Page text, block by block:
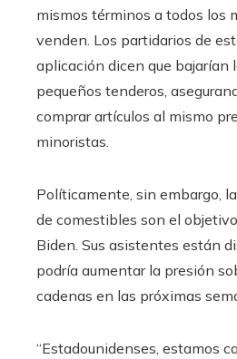
mismos términos a todos los
venden. Los partidarios de
aplicación dicen que bajarían
pequeños tenderos,
comprar artículos al mismo
minoristas.
Políticamente, sin embargo,
de comestibles son el
Biden. Sus asistentes están
podría aumentar la presión
cadenas en las próximas
“Estadounidenses, estamos